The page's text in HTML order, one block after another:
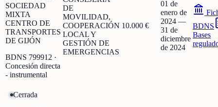
SOCIEDAD
MIXTA
CENTRO DE
TRANSPORTES
DE GIJÓN
BDNS 799912 ·
Concesión directa
- instrumental
DE
MOVILIDAD,
COOPERACIÓN
LOCAL Y
GESTIÓN DE
EMERGENCIAS
10.000 €
01 de
enero de
2024 —
31 de
diciembre
de 2024
BDNS
Bases
Cerrada